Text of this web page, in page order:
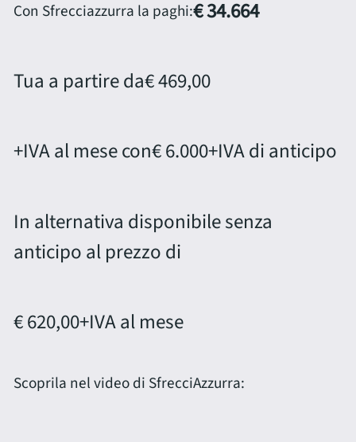
Con Sfrecciazzurra la paghi:€ 34.664
Tua a partire da€ 469,00
+IVA al mese con€ 6.000+IVA di anticipo
In alternativa disponibile senza
anticipo al prezzo di
€ 620,00+IVA al mese
Scoprila nel video di SfrecciAzzurra: